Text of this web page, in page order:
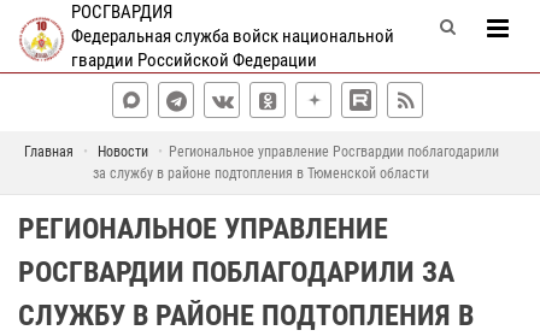
РОСГВАРДИЯ
Федеральная служба войск национальной
гвардии Российской Федерации
Главная Новости
Региональное управление Росгвардии поблагодарили
за службу в районе подтопления в Тюменской области
РЕГИОНАЛЬНОЕ УПРАВЛЕНИЕ
РОСГВАРДИИ ПОБЛАГОДАРИЛИ ЗА
СЛУЖБУ В РАЙОНЕ ПОДТОПЛЕНИЯ В